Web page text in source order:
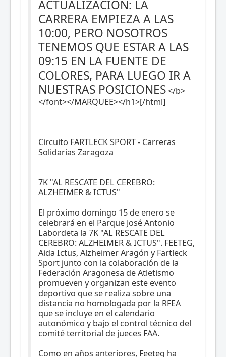
ACTUALIZACIÓN: LA
CARRERA EMPIEZA A LAS
10:00, PERO NOSOTROS
TENEMOS QUE ESTAR A LAS
09:15 EN LA FUENTE DE
COLORES, PARA LUEGO IR A
NUESTRAS POSICIONES</b>
</font></MARQUEE></h1>[/html]
Circuito FARTLECK SPORT - Carreras
Solidarias Zaragoza
7K "AL RESCATE DEL CEREBRO:
ALZHEIMER & ICTUS"
El próximo domingo 15 de enero se
celebrará en el Parque José Antonio
Labordeta la 7K "AL RESCATE DEL
CEREBRO: ALZHEIMER & ICTUS". FEETEG,
Aida Ictus, Alzheimer Aragón y Fartleck
Sport junto con la colaboración de la
Federación Aragonesa de Atletismo
promueven y organizan este evento
deportivo que se realiza sobre una
distancia no homologada por la RFEA
que se incluye en el calendario
autonómico y bajo el control técnico del
comité territorial de jueces FAA.
Como en años anteriores, Feeteg ha